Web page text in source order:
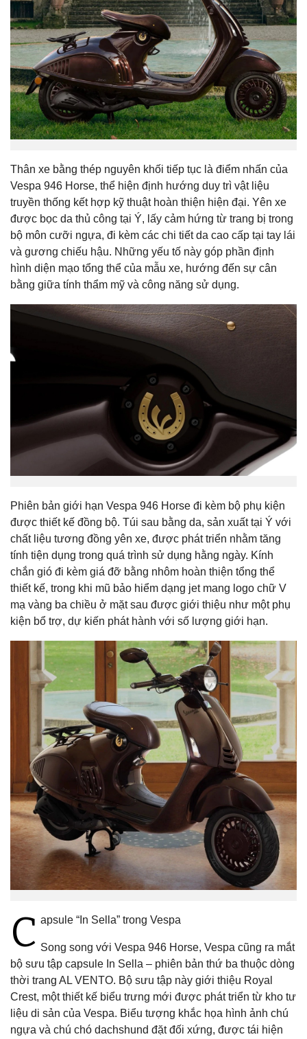
Thân xe bằng thép nguyên khối tiếp tục là điểm nhấn của
Vespa 946 Horse, thể hiện định hướng duy trì vật liệu
truyền thống kết hợp kỹ thuật hoàn thiện hiện đại. Yên xe
được bọc da thủ công tại Ý, lấy cảm hứng từ trang bị trong
bộ môn cưỡi ngựa, đi kèm các chi tiết da cao cấp tại tay lái
và gương chiếu hậu. Những yếu tố này góp phần định
hình diện mạo tổng thể của mẫu xe, hướng đến sự cân
bằng giữa tính thẩm mỹ và công năng sử dụng.
Phiên bản giới hạn Vespa 946 Horse đi kèm bộ phụ kiện
được thiết kế đồng bộ. Túi sau bằng da, sản xuất tại Ý với
chất liệu tương đồng yên xe, được phát triển nhằm tăng
tính tiện dụng trong quá trình sử dụng hằng ngày. Kính
chắn gió đi kèm giá đỡ bằng nhôm hoàn thiện tổng thể
thiết kế, trong khi mũ bảo hiểm dạng jet mang logo chữ V
mạ vàng ba chiều ở mặt sau được giới thiệu như một phụ
kiện bổ trợ, dự kiến phát hành với số lượng giới hạn.
C apsule “In Sella” trong Vespa
Song song với Vespa 946 Horse, Vespa cũng ra mắt
bộ sưu tập capsule In Sella – phiên bản thứ ba thuộc dòng
thời trang AL VENTO. Bộ sưu tập này giới thiệu Royal
Crest, một thiết kế biểu trưng mới được phát triển từ kho tư
liệu di sản của Vespa. Biểu tượng khắc họa hình ảnh chú
ngựa và chú chó dachshund đặt đối xứng, được tái hiện